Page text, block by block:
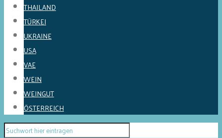
THAILAND
TÜRKEI
UKRAINE
USA
VAE
WEIN
WEINGUT
ÖSTERREICH